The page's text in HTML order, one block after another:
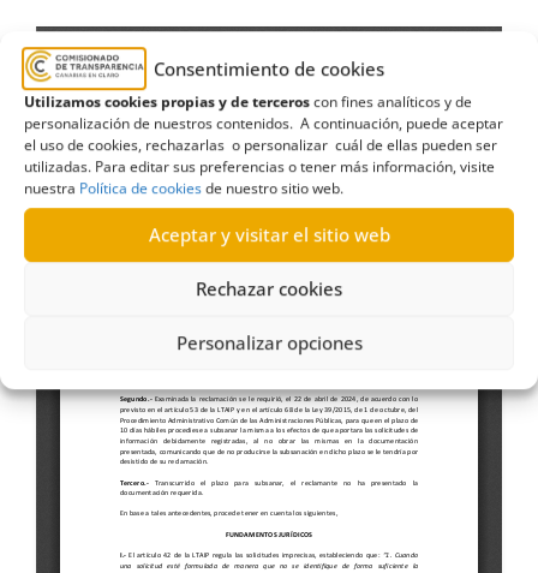
Consentimiento de cookies
Utilizamos cookies propias y de terceroscon fines analíticos y de
personalización de nuestros contenidos. A continuación, puede aceptar
el uso de cookies, rechazarlas o personalizar cuál de ellas pueden ser
utilizadas. Para editar sus preferencias o tener más información, visite
nuestra Política de cookiesde nuestro sitio web.
Aceptar y visitar el sitio web
Rechazar cookies
Personalizar opciones